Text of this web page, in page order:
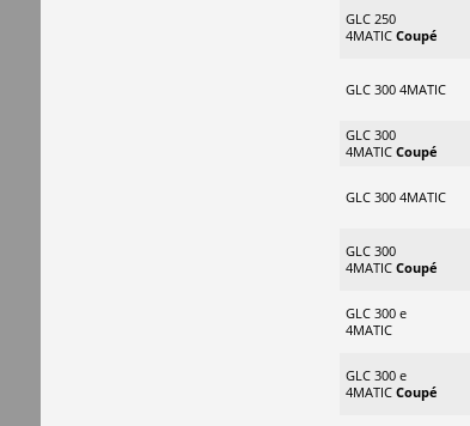
GLC 250
4MATIC Coupé
GLC 300 4MATIC
GLC 300
4MATIC Coupé
GLC 300 4MATIC
GLC 300
4MATIC Coupé
GLC 300 e
4MATIC
GLC 300 e
4MATIC Coupé